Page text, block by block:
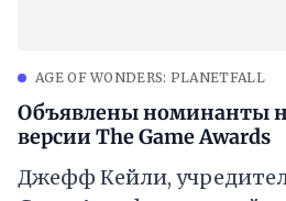
AGE OF WONDERS: PLANETFALL
Объявлены номинанты
версии The Game Awards
Джефф Кейли,